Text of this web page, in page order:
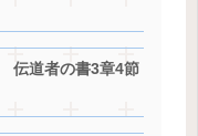
伝道者の書3章4節